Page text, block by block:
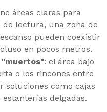
áreas claras para
lectura, una zona de
pueden coexistir
en pocos metros.
"muertos": el área bajo
o los rincones entre
soluciones como cajas
delgadas.